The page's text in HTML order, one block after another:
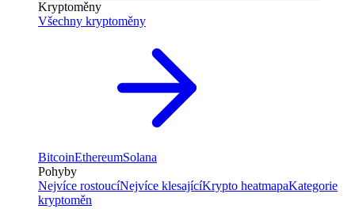
Kryptoměny
Všechny kryptoměny
BitcoinEthereumSolana
Pohyby
Nejvíce rostoucíNejvíce klesajícíKrypto heatmapaKategorie
kryptoměn